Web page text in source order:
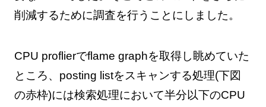
削減するために調査を行うことにしました。
CPU proflierでflame graphを取得し眺めていた
ところ、posting listをスキャンする処理(下図
の赤枠)には検索処理において半分以下のCPU